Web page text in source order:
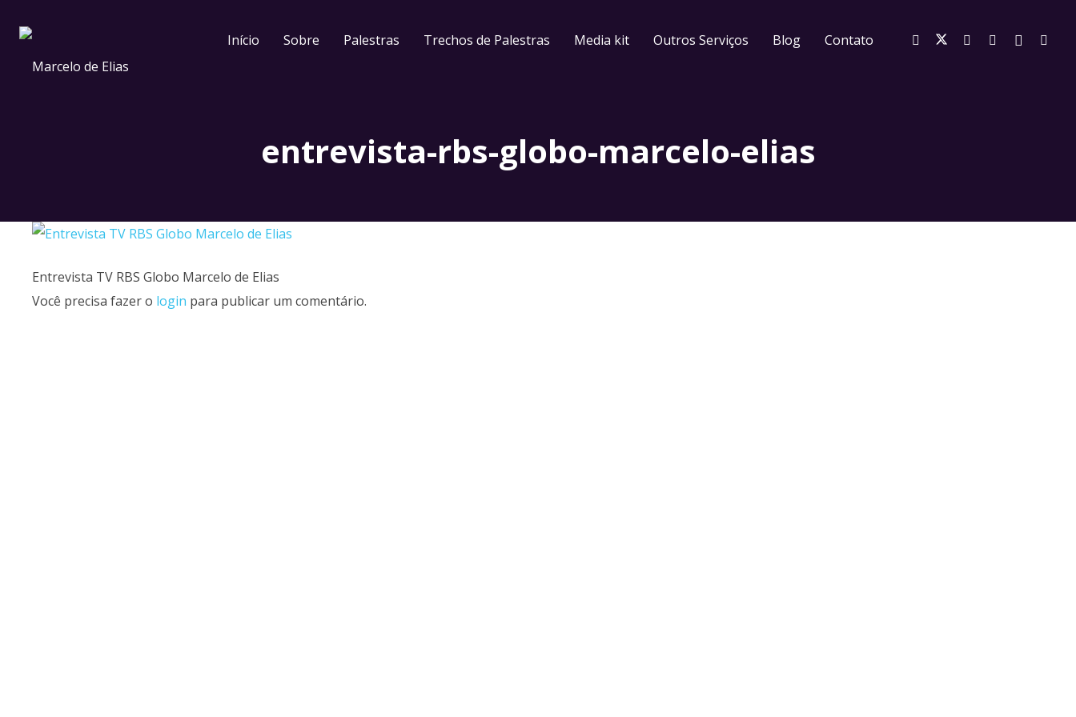
Início Sobre Palestras Trechos de Palestras Media kit Outros Serviços Blog Contato
entrevista-rbs-globo-marcelo-elias
Entrevista TV RBS Globo Marcelo de Elias
Você precisa fazer o login para publicar um comentário.